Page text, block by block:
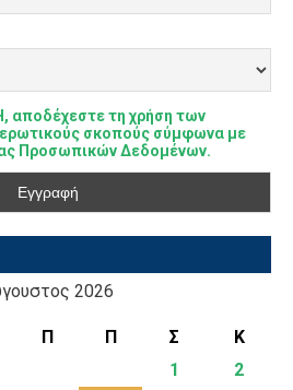
αποδέχεστε τη χρήση των
σκοπούς σύμφωνα με
Προσωπικών Δεδομένων.
2026
Π Π Σ
Κ
1
2